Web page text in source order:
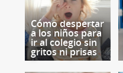
Cómo despertar
a los niños para
ir al colegio sin
gritos ni prisas